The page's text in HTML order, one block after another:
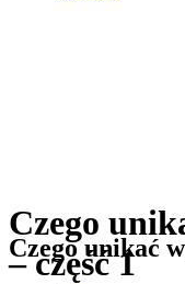
Czego
– część 1
Czego unikać